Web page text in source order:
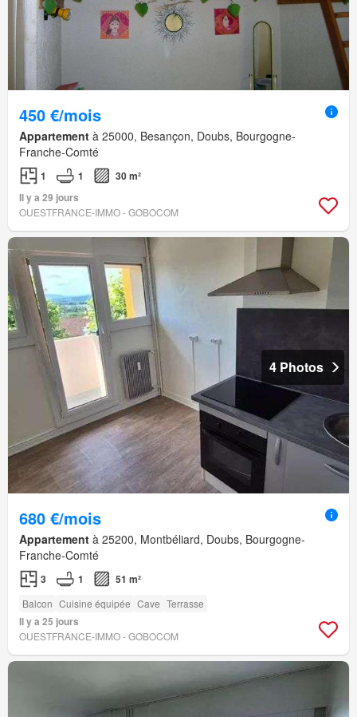
450 €/mois
Appartement à 25000, Besançon, Doubs, Bourgogne-
Franche-Comté
1 1
30 m²
Il y a 29 jours
OUESTFRANCE-IMMO - GOBOCOM
4 Photos
680 €/mois
Appartement à 25200, Montbéliard, Doubs, Bourgogne-
Franche-Comté
3 1 51 m²
Balcon Cuisine équipée Cave Terrasse
Il y a 25 jours
OUESTFRANCE-IMMO - GOBOCOM